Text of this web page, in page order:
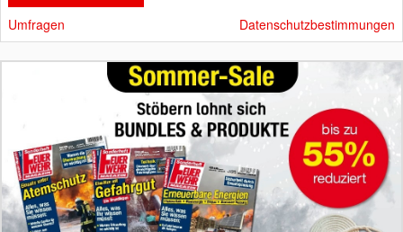
Umfragen Datenschutzbestimmungen